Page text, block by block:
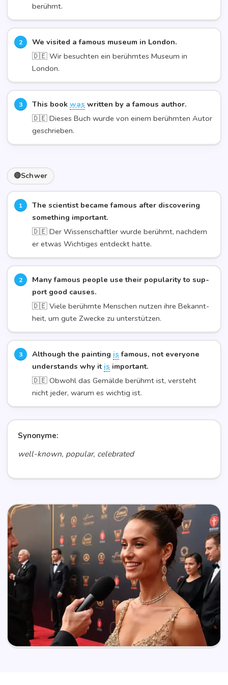
berühmt.
We visi­ted a famous muse­um in Lon­don.
🇩🇪 Wir besuch­ten ein berühm­tes Muse­um in
London.
This book was writ­ten by a famous aut­hor.
🇩🇪 Die­ses Buch wur­de von einem berühm­ten Autor
geschrieben.
Schwer
The sci­en­tist beca­me famous after dis­co­ve­ring
some­thing important.
🇩🇪 Der Wis­sen­schaft­ler wur­de berühmt, nach­dem
er etwas Wich­ti­ges ent­deckt hatte.
Many famous peo­p­le use their popu­la­ri­ty to sup­
port good cau­ses.
🇩🇪 Vie­le berühm­te Men­schen nut­zen ihre Bekannt­
heit, um gute Zwe­cke zu unterstützen.
Alt­hough the pain­ting isfamous, not ever­yo­ne
under­stands why itis important.
🇩🇪 Obwohl das Gemäl­de berühmt ist, ver­steht
nicht jeder, war­um es wich­tig ist.
Synonyme:
well-known, popular, celebrated